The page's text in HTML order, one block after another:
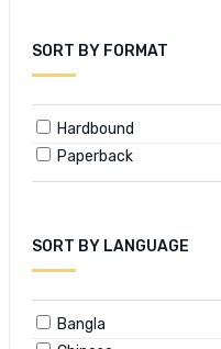
SORT BY FORMAT
Hardbound
Paperback
SORT BY LANGUAGE
Bangla